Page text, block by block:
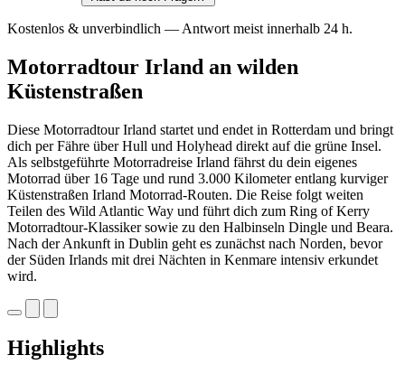
Kostenlos & unverbindlich — Antwort meist innerhalb 24 h.
Motorradtour Irland an wilden
Küstenstraßen
Diese Motorradtour Irland startet und endet in Rotterdam und bringt
dich per Fähre über Hull und Holyhead direkt auf die grüne Insel.
Als selbstgeführte Motorradreise Irland fährst du dein eigenes
Motorrad über 16 Tage und rund 3.000 Kilometer entlang kurviger
Küstenstraßen Irland Motorrad-Routen. Die Reise folgt weiten
Teilen des Wild Atlantic Way und führt dich zum Ring of Kerry
Motorradtour-Klassiker sowie zu den Halbinseln Dingle und Beara.
Nach der Ankunft in Dublin geht es zunächst nach Norden, bevor
der Süden Irlands mit drei Nächten in Kenmare intensiv erkundet
wird.
Highlights